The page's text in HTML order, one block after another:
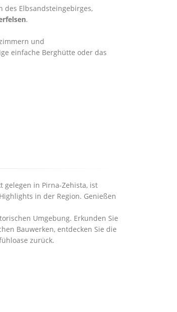
Elbsandsteingebirges,
.
und
einfache Berghütte oder das
in Pirna-Zehista, ist
in der Region. Genießen
Umgebung. Erkunden Sie
Bauwerken, entdecken Sie die
zurück.